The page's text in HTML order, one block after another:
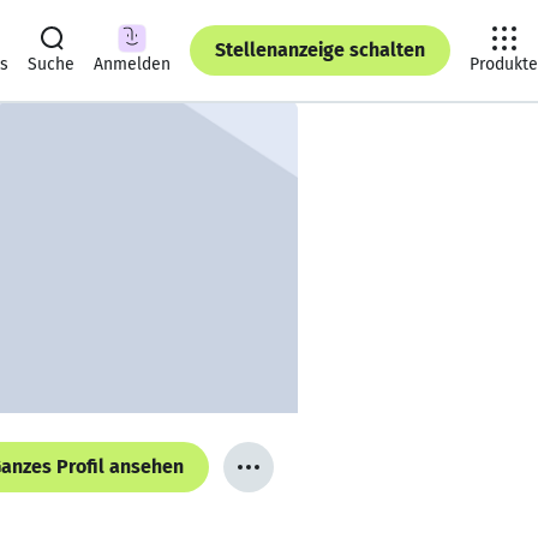
Suche Anmelden
Stellenanzeige schalten
Produkte
Profil ansehen